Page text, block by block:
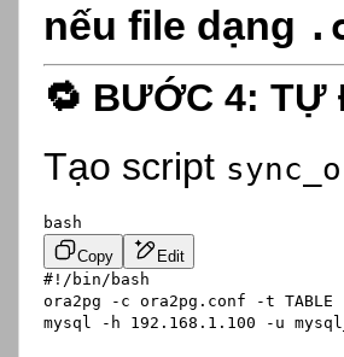
nếu file dạng
🔁 BƯỚC 4: TỰ
Tạo script
bash
Copy
Edit
#!/bin/bash
ora2pg -c ora2pg.conf -t TABLE